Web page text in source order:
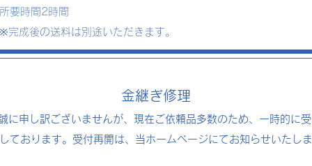
要時間2時間
後の送料は別途いただきます。
金継ぎ修理
申し訳ございませんが、現在ご依頼品多数のため、一時的に
ております。 受付再開は、当ホームページにてお知らせいたしま